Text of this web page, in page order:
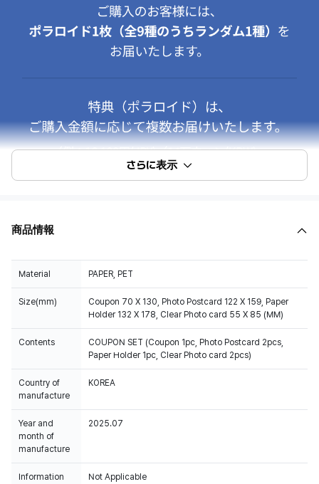
さらに表示
商品情報
Material PAPER, PET
Size(mm)
Coupon 70 X 130, Photo Postcard 122 X 159, Paper
Holder 132 X 178, Clear Photo card 55 X 85 (MM)
Contents
COUPON SET (Coupon 1pc, Photo Postcard 2pcs,
Paper Holder 1pc, Clear Photo card 2pcs)
Country of
manufacture
KOREA
Year and
month of
manufacture
2025.07
Information
Not Applicable